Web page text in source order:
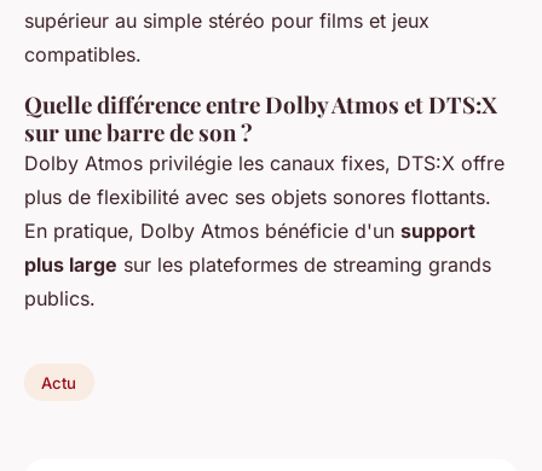
supérieur au simple stéréo pour films et jeux
compatibles.
Quelle différence entre Dolby Atmos et DTS:X
sur une barre de son ?
Dolby Atmos privilégie les canaux fixes, DTS:X offre
plus de flexibilité avec ses objets sonores flottants.
En pratique, Dolby Atmos bénéficie d'un support
plus large sur les plateformes de streaming grands
publics.
Actu